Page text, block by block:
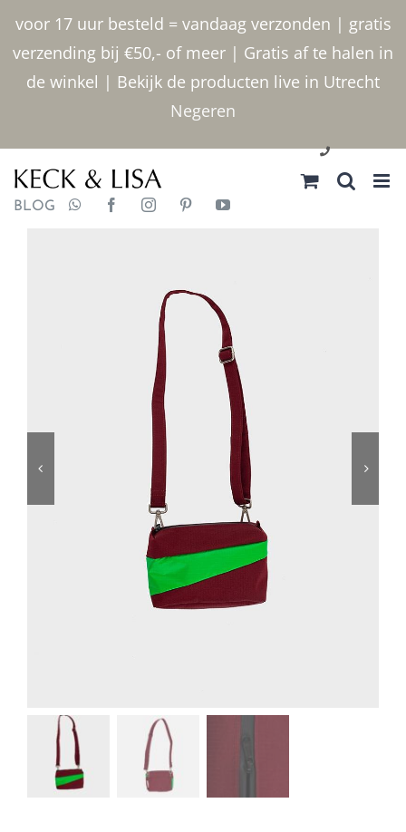
voor 17 uur besteld = vandaag verzonden | gratis
verzending bij €50,- of meer | Gratis af te halen in
de winkel | Bekijk de producten live in Utrecht
Negeren
inhoud
030 2400000
BLOG